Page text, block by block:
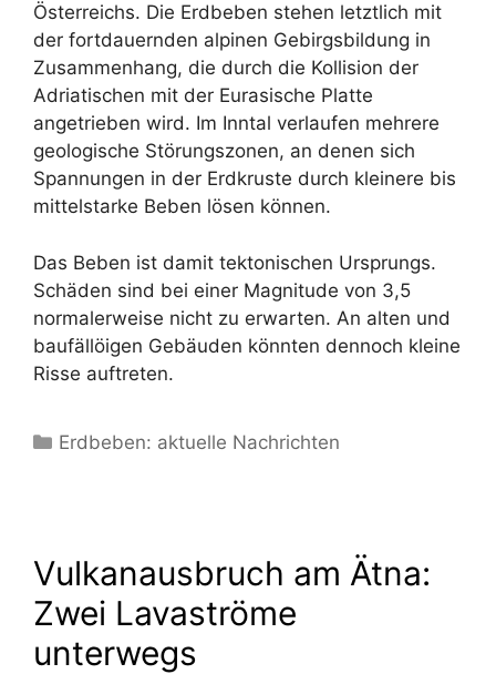
Österreichs. Die Erdbeben stehen letztlich mit
der fortdauernden alpinen Gebirgsbildung in
Zusammenhang, die durch die Kollision der
Adriatischen mit der Eurasische Platte
angetrieben wird. Im Inntal verlaufen mehrere
geologische Störungszonen, an denen sich
Spannungen in der Erdkruste durch kleinere bis
mittelstarke Beben lösen können.
Das Beben ist damit tektonischen Ursprungs.
Schäden sind bei einer Magnitude von 3,5
normalerweise nicht zu erwarten. An alten und
baufällöigen Gebäuden könnten dennoch kleine
Risse auftreten.
Kategorien
Erdbeben: aktuelle Nachrichten
Vulkanausbruch am Ätna:
Zwei Lavaströme
unterwegs